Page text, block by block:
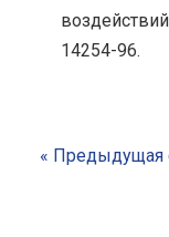
14254-96.
« Предыдущая